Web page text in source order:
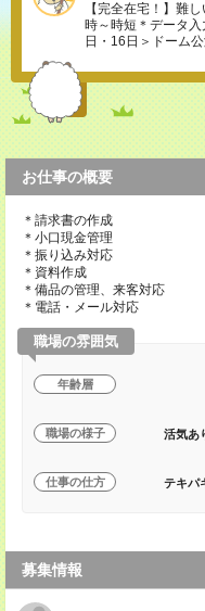
【完全在宅！】難
時～時短＊データ
日・16日＞ドーム
お仕事の概要
＊請求書の作成
＊小口現金管理
＊振り込み対応
＊資料作成
＊備品の管理、来客対応
＊電話・メール対応
職場の雰囲気
年齢層
職場の様子 活気あ
仕事の仕方 テキパ
募集情報